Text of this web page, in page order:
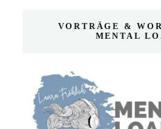
VORTRÄGE &
MENTAL